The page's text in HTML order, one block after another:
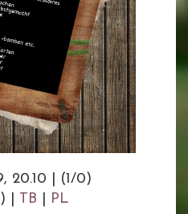
20.10
(1/0)
) | TB PL